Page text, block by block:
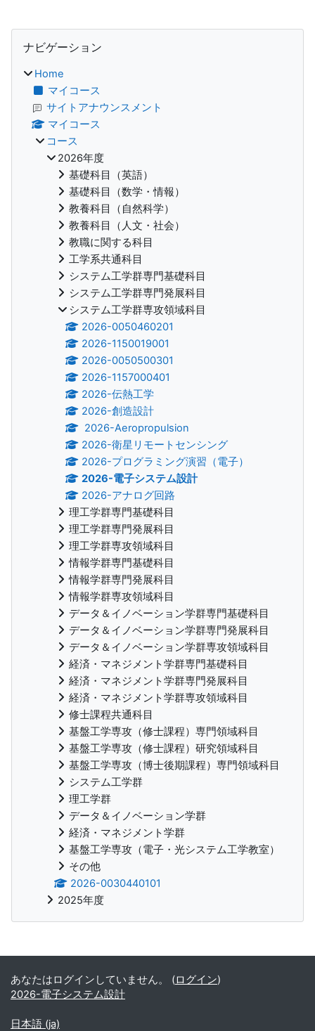
ブロック
ナビゲーション
Home
マイコース
サイトアナウンスメント
マイコース
コース
2026年度
基礎科目（英語）
基礎科目（数学・情報）
教養科目（自然科学）
教養科目（人文・社会）
教職に関する科目
工学系共通科目
システム工学群専門基礎科目
システム工学群専門発展科目
システム工学群専攻領域科目
2026-0050460201
2026-1150019001
2026-0050500301
2026-1157000401
2026-伝熱工学
2026-創造設計
2026-Aeropropulsion
2026-衛星リモートセンシング
2026-プログラミング演習（電子）
2026-電子システム設計
2026-アナログ回路
理工学群専門基礎科目
理工学群専門発展科目
理工学群専攻領域科目
情報学群専門基礎科目
情報学群専門発展科目
情報学群専攻領域科目
データ＆イノベーション学群専門基礎科目
データ＆イノベーション学群専門発展科目
データ＆イノベーション学群専攻領域科目
経済・マネジメント学群専門基礎科目
経済・マネジメント学群専門発展科目
経済・マネジメント学群専攻領域科目
修士課程共通科目
基盤工学専攻（修士課程）専門領域科目
基盤工学専攻（修士課程）研究領域科目
基盤工学専攻（博士後期課程）専門領域科目
システム工学群
理工学群
データ＆イノベーション学群
経済・マネジメント学群
基盤工学専攻（電子・光システム工学教室）
その他
2026-0030440101
2025年度
補助ブロック
あなたはログインしていません。 (ログイン)
2026-電子システム設計
日本語 ‎(ja)‎